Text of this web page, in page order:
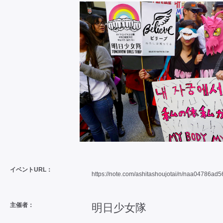
イベントURL：
https://note.com/ashitashoujotai/n/
主催者： 明日少女隊